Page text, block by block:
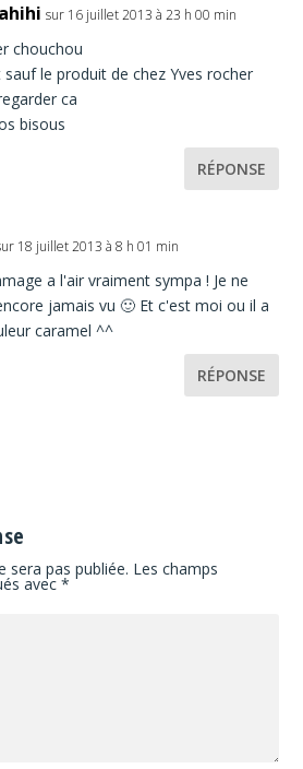
sur 16 juillet 2013 à 23 h 00 min
chouchou
le produit de chez Yves rocher
ca
bisous
RÉPONSE
18 juillet 2013 à 8 h 01 min
a l'air vraiment sympa ! Je ne
jamais vu 🙂 Et c'est moi ou il a
caramel ^^
RÉPONSE
sera pas publiée. Les champs
avec*